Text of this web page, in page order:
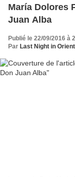
María Dolores
Juan Alba
Publié le 22/09/2016 à
Par Last Night in Orient